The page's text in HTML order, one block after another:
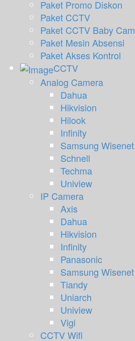
Paket Promo Diskon
Paket CCTV
Paket CCTV Baby Cam
Paket Mesin Absensi
Paket Akses Kontrol
CCTV
Analog Camera
Dahua
Hikvision
Hilook
Infinity
Samsung Wisenet
Schnell
Techma
Uniview
IP Camera
Axis
Dahua
Hikvision
Infinity
Panasonic
Samsung Wisenet
Tiandy
Uniarch
Uniview
Vigi
CCTV Wifi